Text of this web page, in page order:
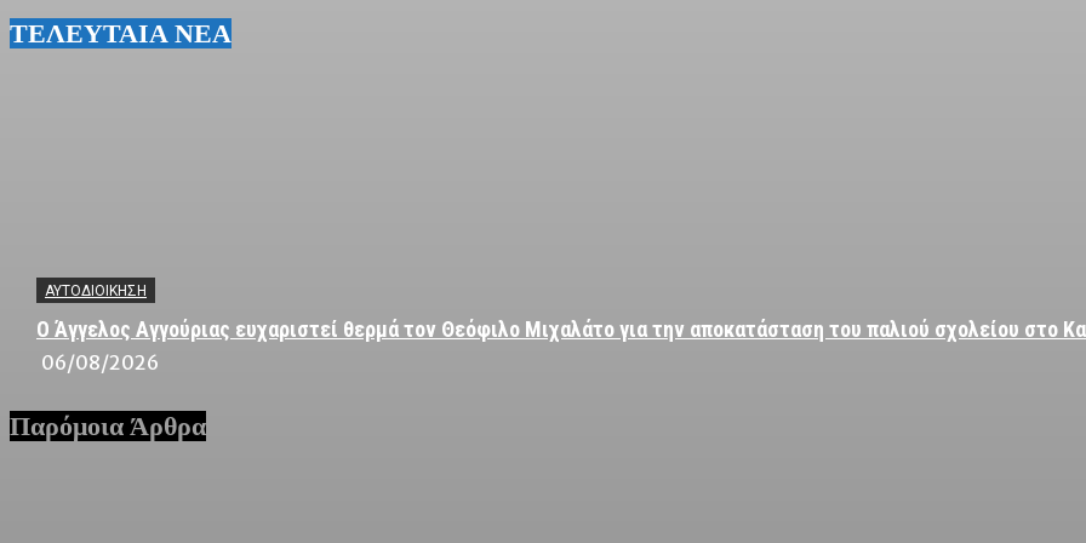
ΤΕΛΕΥΤΑΙΑ ΝΕΑ
ΑΥΤΟΔΙΟΙΚΗΣΗ
Ο Άγγελος Αγγούριας ευχαριστεί θερμά τον Θεόφιλο Μιχαλάτο για την αποκατάσταση του παλιού σχολείου στο
06/08/2026
Παρόμοια Άρθρα